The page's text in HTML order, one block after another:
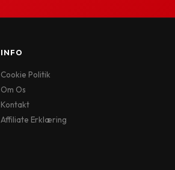
INFO
Cookie Politik
Om Os
Kontakt
Affiliate Erklæring